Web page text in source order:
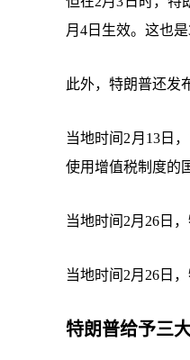
月4日生效。这也
此外，特朗普还发
当地时间2月13日
使用增值税制度的
当地时间2月26日
当地时间2月26日
特朗普给予三